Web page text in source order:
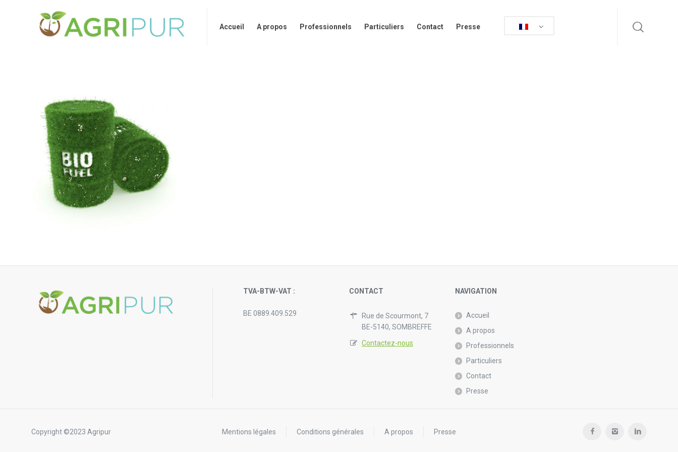
Accueil A propos Professionnels Particuliers Contact Presse
TVA-BTW-VAT :
BE 0889.409.529
CONTACT
Rue de Scourmont, 7
BE-5140, SOMBREFFE
Contactez-nous
NAVIGATION
Accueil
A propos
Professionnels
Particuliers
Contact
Presse
Copyright ©2023 Agripur Mentions légales Conditions générales A propos Presse